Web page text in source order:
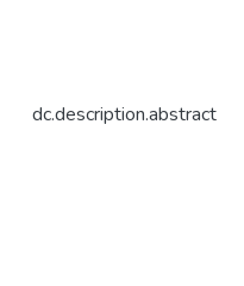
dc.description.abstract